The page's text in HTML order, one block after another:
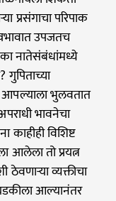
प्रसंगाचा परिपाक
उपजतच
नातेसंबंधांमध्ये
आपल्याला भुलवतात
भावनेचा
काहीही विशिष्ट
आलेला तो प्रयत्न
ठेवणाऱ्या व्यक्तीचा
आल्यानंतर